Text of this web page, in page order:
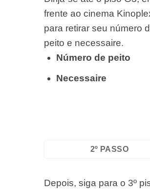
frente ao cinema
para retirar seu número
peito e necessaire.
Número de peito
Necessaire
2º PASSO
Depois, siga para o 3º